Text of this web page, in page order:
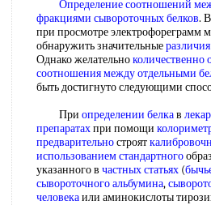
Определение соотношений
фракциями сывороточных белков.
при просмотре электрофореграмм
обнаружить значительные
Однако желательноколичественно
соотношения междуотдельными
быть достигнуто следующими
При определении белкав
препаратахпри помощи
предварительностроят
использованием стандартного
указанного в частных статьях (
сывороточного альбумина,
человекаили аминокислоты